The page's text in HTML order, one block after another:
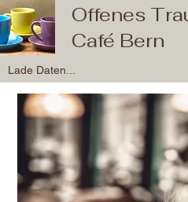
Lade Daten...
Offenes
Café Bern